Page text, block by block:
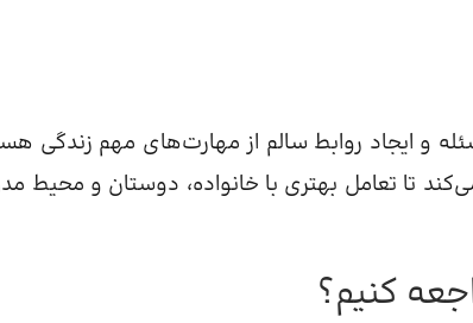
و ایجاد روابط سالم از مهارت‌های مهم زندگی
تا تعامل بهتری با خانواده، دوستان و محیط
کنیم؟